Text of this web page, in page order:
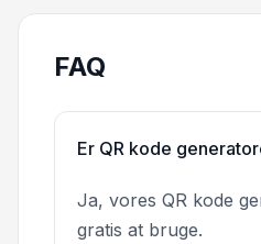
FAQ
Er QR kode
Ja, vores QR kode
gratis at bruge.